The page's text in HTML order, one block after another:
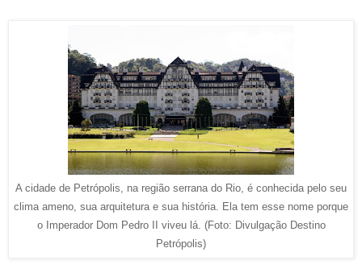
A cidade de Petrópolis, na região serrana do Rio, é conhecida pelo seu
clima ameno, sua arquitetura e sua história. Ela tem esse nome porque
o Imperador Dom Pedro II viveu lá. (Foto: Divulgação Destino
Petrópolis)